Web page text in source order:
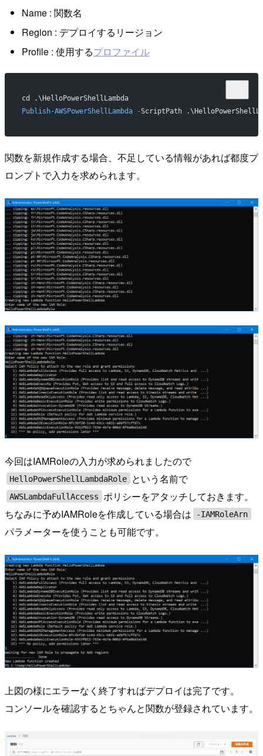
Name : 関数名
Region : デプロイするリージョン
Profile : 使用するプロファイル
cd .\HelloPowerShellLambda
Publish-AWSPowerShellLambda -ScriptPath
関数を新規作成する場合、不足している情報があれば都度プ
ロンプトで入力を求められます。
今回はIAMRoleの入力が求められましたので
HelloPowerShellLambdaRole という名前で
AWSLambdaFullAccess ポリシーをアタッチしておきます。
ちなみに予めIAMRoleを作成している場合は
-IAMRoleArn
パラメーターを使うことも可能です。
上図の様にエラーなく終了すればデプロイは完了です。
コンソールを確認するとちゃんと関数が登録されています。